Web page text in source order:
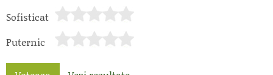
Sofisticat
Puternic